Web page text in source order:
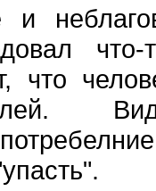
и
что